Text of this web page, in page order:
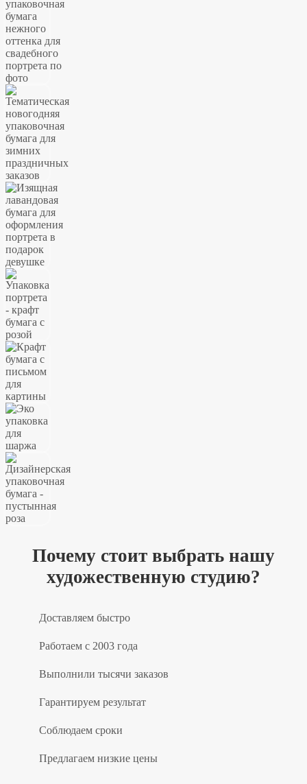
Почему стоит выбрать нашу
художественную студию?
Доставляем быстро
Работаем с 2003 года
Выполнили тысячи заказов
Гарантируем результат
Соблюдаем сроки
Предлагаем низкие цены